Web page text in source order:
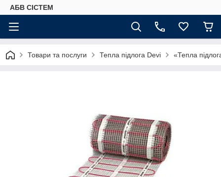
АБВ СІСТЕМ
Товари та послуги Тепла підлога Devi «Тепла